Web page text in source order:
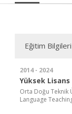
Eğitim Bilgileri
2014 - 2024
Yüksek Lisans
Orta Doğu Teknik
Language